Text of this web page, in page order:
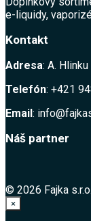
e-liquidy,
Kontakt
Adresa: A.
Telefón: +421
Email:
Náš partner
© 2026 Fajka
×